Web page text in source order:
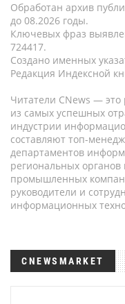
Обработан архив
до 08.2026 годы.
Ключевых фраз
724417.
Создано именных
Редакция Индексной
Читатели CNews — это
из самых успешных
индустрии
составляют топ-
департаментов
региональных органов
промышленных
руководители и
информационных
CNEWSMARKET